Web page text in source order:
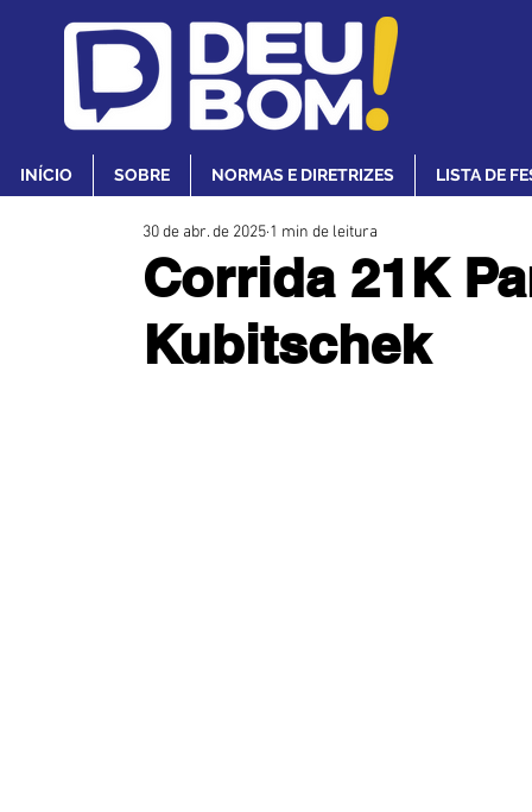
INÍCIO SOBRE NORMAS E DIRETRIZES LISTA DE
Corrida 21K
Kubitschek
30 de abr. de 2025 1 min de leitura